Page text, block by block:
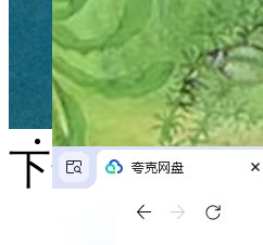
下载小贴士